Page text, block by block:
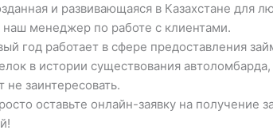
и развивающаяся в Казахстане для
наш менеджер по работе с клиентами.
год работает в сфере предоставления
в истории существования
заинтересовать.
оставьте онлайн-заявку на получение